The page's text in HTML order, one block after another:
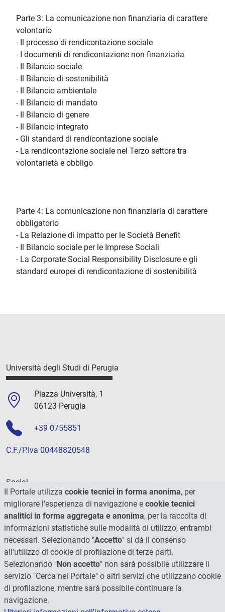
Parte 3: La comunicazione non finanziaria di carattere
volontario
- Il processo di rendicontazione sociale
- I documenti di rendicontazione non finanziaria
- Il Bilancio sociale
- Il Bilancio di sostenibilità
- Il Bilancio ambientale
- Il Bilancio di mandato
- Il Bilancio di genere
- Il Bilancio integrato
- Gli standard di rendicontazione sociale
- La rendicontazione sociale nel Terzo settore tra
volontarietà e obbligo
Parte 4: La comunicazione non finanziaria di carattere
obbligatorio
- La Relazione di impatto per le Società Benefit
- Il Bilancio sociale per le Imprese Sociali
- La Corporate Social Responsibility Disclosure e gli
standard europei di rendicontazione di sostenibilità
Università degli Studi di Perugia
Piazza Università, 1
06123 Perugia
+39 0755851
C.F./P.Iva 00448820548
Social
Il Portale utilizza cookie tecnici in forma anonima, per
migliorare l'esperienza di navigazione e cookie tecnici
analitici in forma aggregata e anonima, per la raccolta di
informazioni statistiche sulle modalità di utilizzo, entrambi
necessari. Selezionando "Accetto" si dà il consenso
all'utilizzo di cookie di profilazione di terze parti.
Selezionando "Non accetto" non sarà possibile utilizzare il
servizio "Cerca nel Portale" o altri servizi che utilizzano cookie
di profilazione, mentre sarà possibile continuare la
navigazione.